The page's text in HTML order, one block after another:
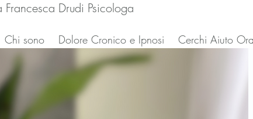
Francesca Drudi Psicologa
Chi sono Dolore Cronico e Ipnosi Cerchi Aiuto